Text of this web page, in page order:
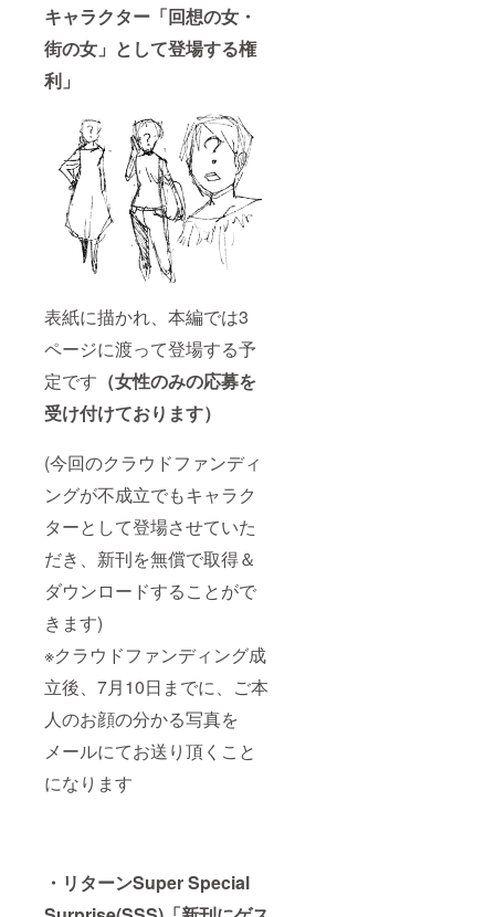
キャラクター「回想の女・
街の女」として登場する権
利」
表紙に描かれ、本編では3
ページに渡って登場する予
定です （女性のみの応募を
受け付けております）
(今回のクラウドファンディ
ングが不成立でもキャラク
ターとして登場させていた
だき、新刊を無償で取得＆
ダウンロードすることがで
きます)
※クラウドファンディング成
立後、7月10日までに、ご本
人のお顔の分かる写真を
メールにてお送り頂くこと
になります
・リターンSuper Special